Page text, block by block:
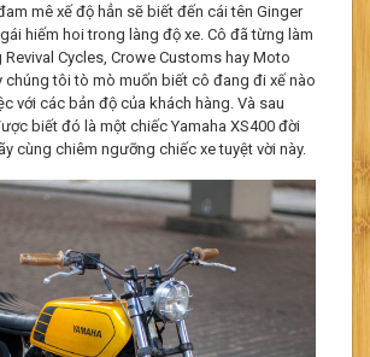
mê xế độ hẳn sẽ biết đến cái tên Ginger
hiếm hoi trong làng độ xe. Cô đã từng làm
Revival Cycles, Crowe Customs hay Moto
chúng tôi tò mò muốn biết cô đang đi xế nào
với các bản độ của khách hàng. Và sau
biết đó là một chiếc Yamaha XS400 đời
cùng chiêm ngưỡng chiếc xe tuyệt vời này.